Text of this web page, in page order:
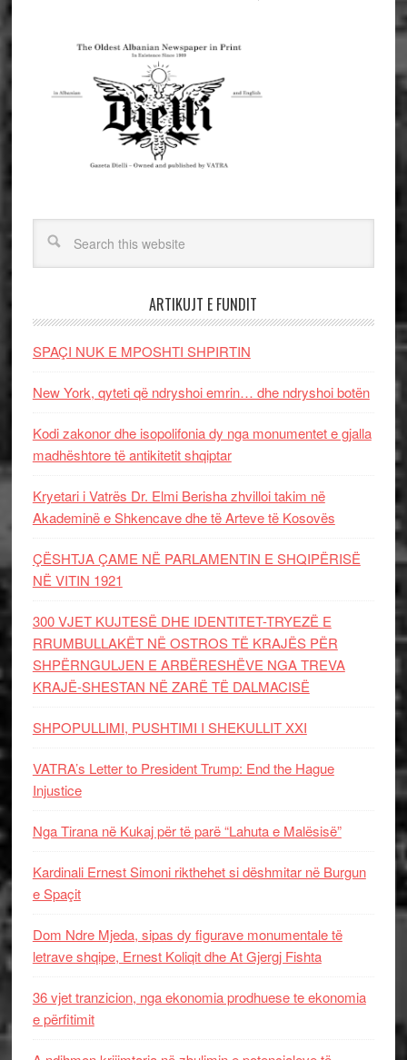
ARTIKUJT E FUNDIT
SPAÇI NUK E MPOSHTI SHPIRTIN
New York, qyteti që ndryshoi emrin… dhe ndryshoi botën
Kodi zakonor dhe isopolifonia dy nga monumentet e gjalla
madhështore të antikitetit shqiptar
Kryetari i Vatrës Dr. Elmi Berisha zhvilloi takim në
Akademinë e Shkencave dhe të Arteve të Kosovës
ÇËSHTJA ÇAME NË PARLAMENTIN E SHQIPËRISË
NË VITIN 1921
300 VJET KUJTESË DHE IDENTITET-TRYEZË E
RRUMBULLAKËT NË OSTROS TË KRAJËS PËR
SHPËRNGULJEN E ARBËRESHËVE NGA TREVA
KRAJË-SHESTAN NË ZARË TË DALMACISË
SHPOPULLIMI, PUSHTIMI I SHEKULLIT XXI
VATRA’s Letter to President Trump: End the Hague
Injustice
Nga Tirana në Kukaj për të parë “Lahuta e Malësisë”
Kardinali Ernest Simoni rikthehet si dëshmitar në Burgun
e Spaçit
Dom Ndre Mjeda, sipas dy figurave monumentale të
letrave shqipe, Ernest Koliqit dhe At Gjergj Fishta
36 vjet tranzicion, nga ekonomia prodhuese te ekonomia
e përfitimit